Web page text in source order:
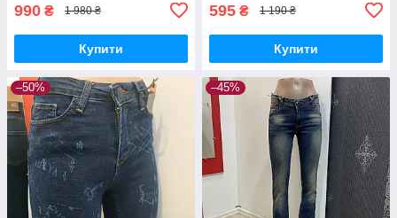
990 ₴ 1 980 ₴
Купити
595 ₴ 1 190 ₴
Купити
–50% –45%